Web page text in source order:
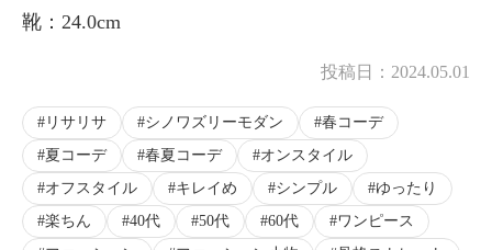
靴：24.0cm
投稿日： 2024.05.01
リサリサ シノワズリーモダン
春コーデ
夏コーデ
春夏コーデ
オンスタイル
オフスタイル
キレイめ シンプル
ゆったり
楽ちん
40代 50代 60代
ワンピース